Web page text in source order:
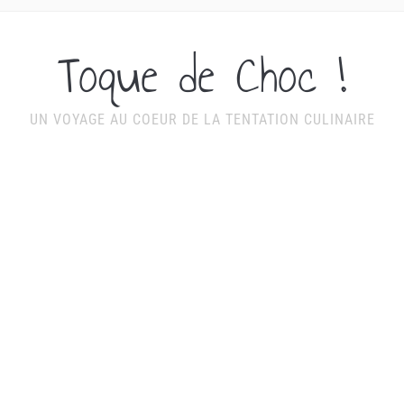
Toque de Choc !
UN VOYAGE AU COEUR DE LA TENTATION CULINAIRE